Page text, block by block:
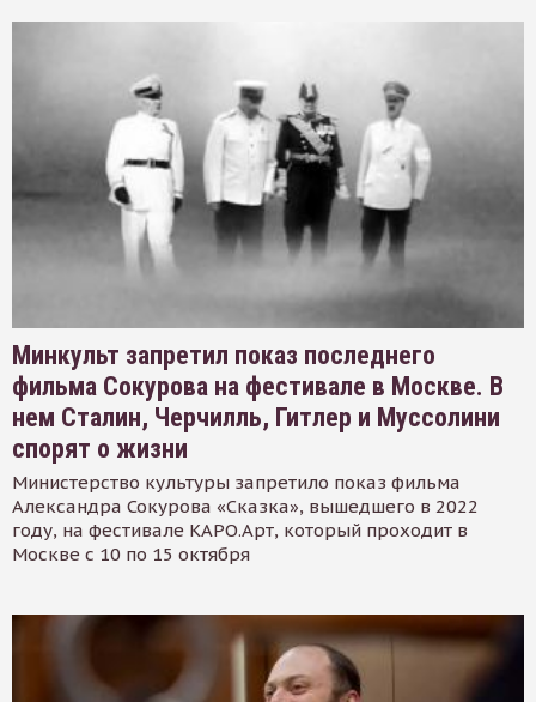
Минкульт запретил показ последнего
фильма Сокурова на фестивале в Москве. В
нем Сталин, Черчилль, Гитлер и Муссолини
спорят о жизни
Министерство культуры запретило показ фильма
Александра Сокурова «Сказка», вышедшего в 2022
году, на фестивале КАРО.Арт, который проходит в
Москве с 10 по 15 октября